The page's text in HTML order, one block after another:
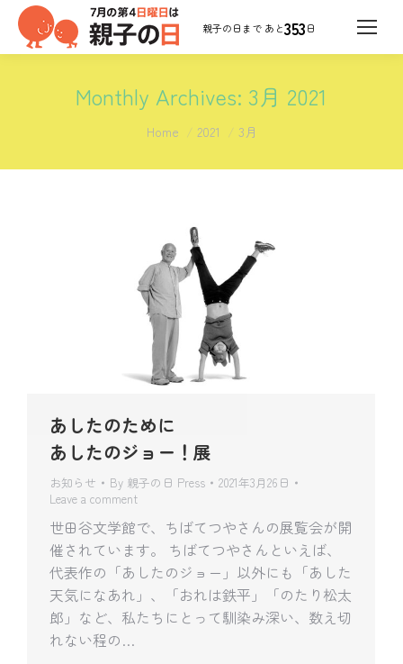
353日
Monthly Archives: 3月 2021
You are here:
Home 2021 3月
あしたのために
あしたのジョー！展
お知らせ By 親子の日 Press
2021年3月26日
Leave a comment
世田谷文学館で、ちばてつやさんの展覧会が開
催されています。 ちばてつやさんといえば、
代表作の「あしたのジョー」以外にも「あした
天気になあれ」、「おれは鉄平」「のたり松太
郎」など、私たちにとって馴染み深い、数え切
れない程の…